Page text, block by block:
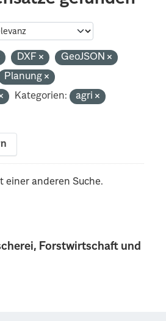
Forstwirtschaft und
DXF
GeoJSON
Planung
Kategorien:
agri
einer anderen Suche.